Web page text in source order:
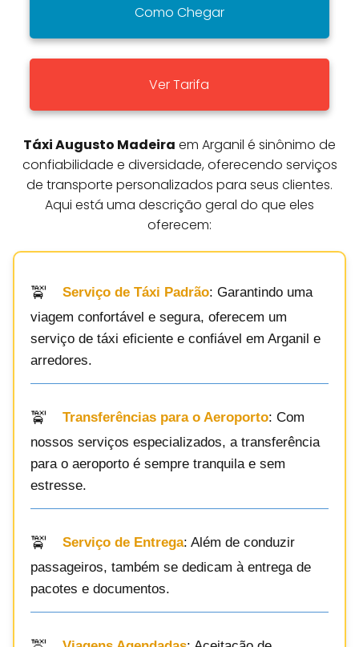
Como Chegar
Ver Tarifa
Táxi Augusto Madeira em Arganil é sinônimo de
confiabilidade e diversidade, oferecendo serviços
de transporte personalizados para seus clientes.
Aqui está uma descrição geral do que eles
oferecem:
Serviço de Táxi Padrão: Garantindo uma
viagem confortável e segura, oferecem um
serviço de táxi eficiente e confiável em Arganil e
arredores.
Transferências para o Aeroporto: Com
nossos serviços especializados, a transferência
para o aeroporto é sempre tranquila e sem
estresse.
Serviço de Entrega: Além de conduzir
passageiros, também se dedicam à entrega de
pacotes e documentos.